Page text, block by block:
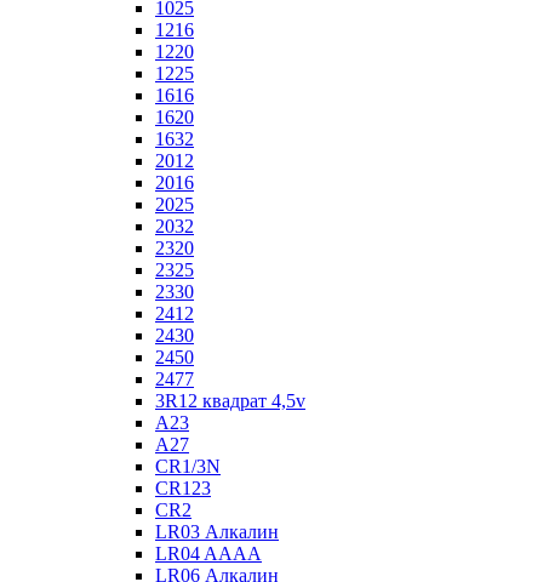
1025
1216
1220
1225
1616
1620
1632
2012
2016
2025
2032
2320
2325
2330
2412
2430
2450
2477
3R12 квадрат 4,5v
A23
A27
CR1/3N
CR123
CR2
LR03 Алкалин
LR04 AAAA
LR06 Алкалин